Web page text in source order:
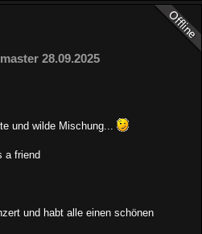
28.09.2025
und wilde Mischung...
a friend
und habt alle einen schönen